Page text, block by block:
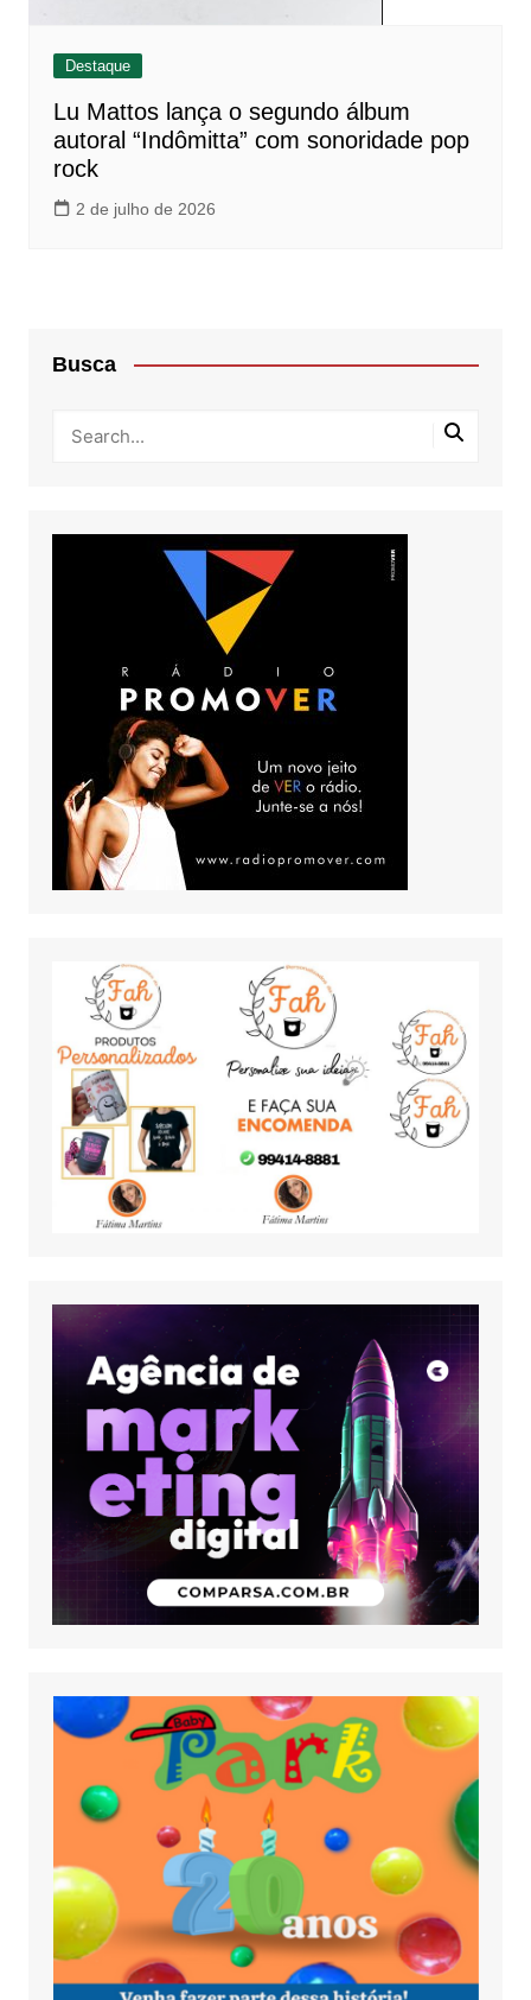
Destaque
Lu Mattos lança o segundo álbum
autoral “Indômitta” com sonoridade pop
rock
2 de julho de 2026
Busca